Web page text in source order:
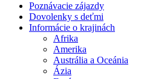
Poznávacie zájazdy
Dovolenky s deťmi
Informácie o krajinách
Afrika
Amerika
Austrália a Oceánia
Ázia